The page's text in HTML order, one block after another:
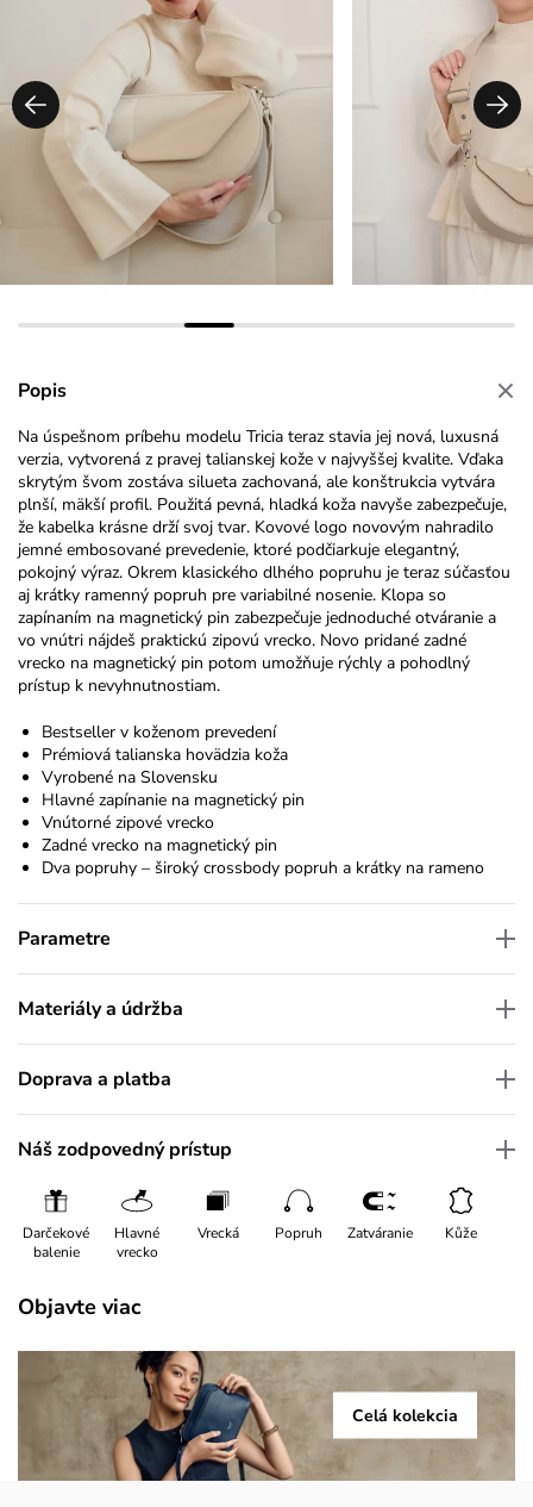
Popis
Na úspešnom príbehu modelu Tricia teraz stavia jej nová, luxusná
verzia, vytvorená z pravej talianskej kože v najvyššej kvalite. Vďaka
skrytým švom zostáva silueta zachovaná, ale konštrukcia vytvára
plnší, mäkší profil. Použitá pevná, hladká koža navyše zabezpečuje,
že kabelka krásne drží svoj tvar. Kovové logo novovým nahradilo
jemné embosované prevedenie, ktoré podčiarkuje elegantný,
pokojný výraz. Okrem klasického dlhého popruhu je teraz súčasťou
aj krátky ramenný popruh pre variabilné nosenie. Klopa so
zapínaním na magnetický pin zabezpečuje jednoduché otváranie a
vo vnútri nájdeš praktickú zipovú vrecko. Novo pridané zadné
vrecko na magnetický pin potom umožňuje rýchly a pohodlný
prístup k nevyhnutnostiam.
Bestseller v koženom prevedení
Prémiová talianska hovädzia koža
Vyrobené na Slovensku
Hlavné zapínanie na magnetický pin
Vnútorné zipové vrecko
Zadné vrecko na magnetický pin
Dva popruhy – široký crossbody popruh a krátky na rameno
Parametre
Materiály a údržba
Doprava a platba
Náš zodpovedný prístup
Darčekové
balenie
Hlavné
vrecko
Vrecká Popruh Zatváranie Kůže
Objavte viac
Celá kolekcia